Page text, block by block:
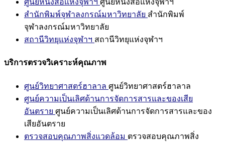
ศูนย์หนังสือแห่งจุฬาฯ ศูนย์หนังสือแห่งจุฬาฯ
สำนักพิมพ์จุฬาลงกรณ์มหาวิทยาลัย สำนักพิมพ์
จุฬาลงกรณ์มหาวิทยาลัย
สถานีวิทยุแห่งจุฬาฯ สถานีวิทยุแห่งจุฬาฯ
บริการตรวจวิเคราะห์คุณภาพ
ศูนย์วิทยาศาสตร์ฮาลาล ศูนย์วิทยาศาสตร์ฮาลาล
ศูนย์ความเป็นเลิศด้านการจัดการสารและของเสีย
อันตราย ศูนย์ความเป็นเลิศด้านการจัดการสารและของ
เสียอันตราย
ตรวจสอบคุณภาพสิ่งแวดล้อม ตรวจสอบคุณภาพสิ่ง